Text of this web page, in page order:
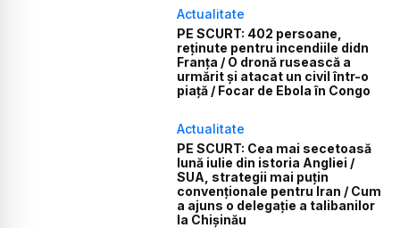
Actualitate
PE SCURT: 402 persoane,
reținute pentru incendiile didn
Franța / O dronă rusească a
urmărit și atacat un civil într-o
piață / Focar de Ebola în Congo
Actualitate
PE SCURT: Cea mai secetoasă
lună iulie din istoria Angliei /
SUA, strategii mai puțin
convenționale pentru Iran / Cum
a ajuns o delegație a talibanilor
la Chișinău